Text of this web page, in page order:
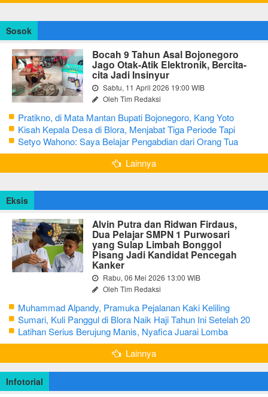
Sosok
Bocah 9 Tahun Asal Bojonegoro
Jago Otak-Atik Elektronik, Bercita-
cita Jadi Insinyur
Sabtu, 11 April 2026 19:00 WIB
Oleh Tim Redaksi
Pratikno, di Mata Mantan Bupati Bojonegoro, Kang Yoto
Kisah Kepala Desa di Blora, Menjabat Tiga Periode Tapi
Masih Hidup Sederhana
Setyo Wahono: Saya Belajar Pengabdian dari Orang Tua
Lainnya
Eksis
Alvin Putra dan Ridwan Firdaus,
Dua Pelajar SMPN 1 Purwosari
yang Sulap Limbah Bonggol
Pisang Jadi Kandidat Pencegah
Kanker
Rabu, 06 Mei 2026 13:00 WIB
Oleh Tim Redaksi
Muhammad Alpandy, Pramuka Pejalanan Kaki Keliling
Nusantara dengan Misi Literasi Budaya
Sumari, Kuli Panggul di Blora Naik Haji Tahun Ini Setelah 20
Tahun Sisihkan Uang Receh
Latihan Serius Berujung Manis, Nyafica Juarai Lomba
Bertutur tentang Nilai Hidup Orang Samin
Lainnya
Infotorial